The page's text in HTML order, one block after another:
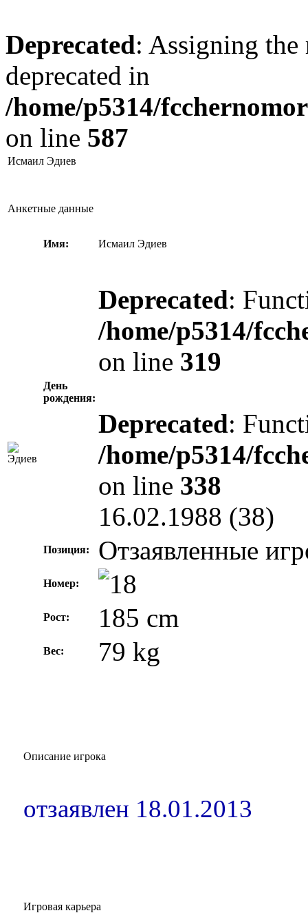
Deprecated: Assigning the
deprecated in
/home/p5314/
on line 587
Исмаил Эдиев
Анкетные данные
Имя: Исмаил Эдиев
День
рождения:
Deprecated:
/home/p5314/
on line 319
Deprecated:
/home/p5314/
on line 338
16.02.1988 (38)
Позиция: Отзаявленные
Номер:
Рост: 185 cm
Вес: 79 kg
Описание игрока
отзаявлен 18.01.2013
Игровая карьера